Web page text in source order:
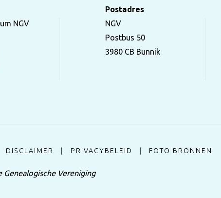
NGV
Postadres
NGV
Postbus 50
3980 CB Bunnik
DISCLAIMER PRIVACYBELEID FOTO BRONNEN
Vereniging